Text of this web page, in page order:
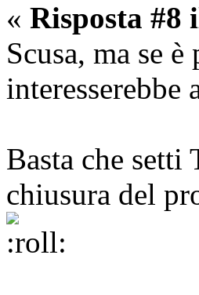
« Risposta #8
Scusa, ma se è
interesserebbe
Basta che
chiusura del